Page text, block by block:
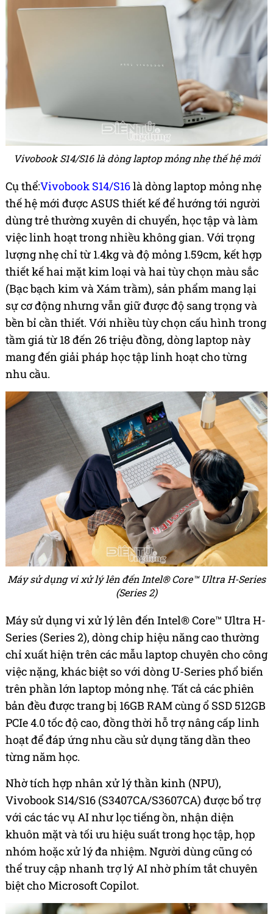
Vivobook S14/S16 là dòng laptop mỏng nhẹ thế hệ mới
Cụ thể:Vivobook S14/S16là dòng laptop mỏng nhẹ
thế hệ mới được ASUS thiết kế để hướng tới người
dùng trẻ thường xuyên di chuyển, học tập và làm
việc linh hoạt trong nhiều không gian. Với trọng
lượng nhẹ chỉ từ 1.4kg và độ mỏng 1.59cm, kết hợp
thiết kế hai mặt kim loại và hai tùy chọn màu sắc
(Bạc bạch kim và Xám trầm), sản phẩm mang lại
sự cơ động nhưng vẫn giữ được độ sang trọng và
bền bỉ cần thiết. Với nhiều tùy chọn cấu hình trong
tầm giá từ 18 đến 26 triệu đồng, dòng laptop này
mang đến giải pháp học tập linh hoạt cho từng
nhu cầu.
Máy sử dụng vi xử lý lên đến Intel® Core™ Ultra H-Series
(Series 2)
Máy sử dụng vi xử lý lên đến Intel® Core™ Ultra H-
Series (Series 2), dòng chip hiệu năng cao thường
chỉ xuất hiện trên các mẫu laptop chuyên cho công
việc nặng, khác biệt so với dòng U-Series phổ biến
trên phần lớn laptop mỏng nhẹ. Tất cả các phiên
bản đều được trang bị 16GB RAM cùng ổ SSD 512GB
PCIe 4.0 tốc độ cao, đồng thời hỗ trợ nâng cấp linh
hoạt để đáp ứng nhu cầu sử dụng tăng dần theo
từng năm học.
Nhờ tích hợp nhân xử lý thần kinh (NPU),
Vivobook S14/S16 (S3407CA/S3607CA) được bổ trợ
với các tác vụ AI như lọc tiếng ồn, nhận diện
khuôn mặt và tối ưu hiệu suất trong học tập, họp
nhóm hoặc xử lý đa nhiệm. Người dùng cũng có
thể truy cập nhanh trợ lý AI nhờ phím tắt chuyên
biệt cho Microsoft Copilot.